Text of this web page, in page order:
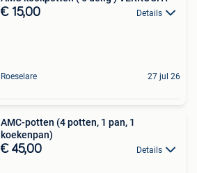
€ 15,00 Details
Roeselare 27 jul 26
AMC-potten (4 potten, 1 pan, 1
koekenpan)
€ 45,00 Details